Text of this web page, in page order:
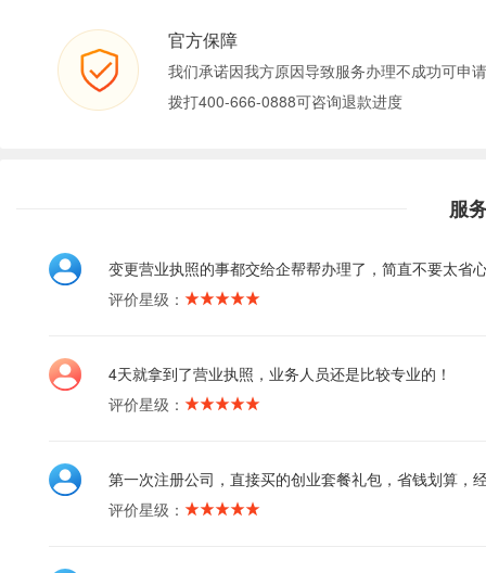
官方保障
我们承诺因我方原因导致服务办理不成功可申
拨打400-666-0888可咨询退款进度
服
变更营业执照的事都交给企帮帮办理了，简直不要太省
评价星级：
4天就拿到了营业执照，业务人员还是比较专业的！
评价星级：
第一次注册公司，直接买的创业套餐礼包，省钱划算，
评价星级：